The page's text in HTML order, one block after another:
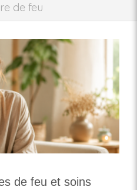
de feu
de feu et soins